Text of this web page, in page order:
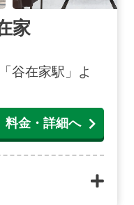
家
谷在家駅」よ
料金・詳細へ